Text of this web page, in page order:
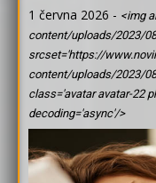
1 června 2026 - <img
content/uploads/2023/
srcset='https://
content/uploads/2023/
class='avatar avatar-22
decoding='async'/>